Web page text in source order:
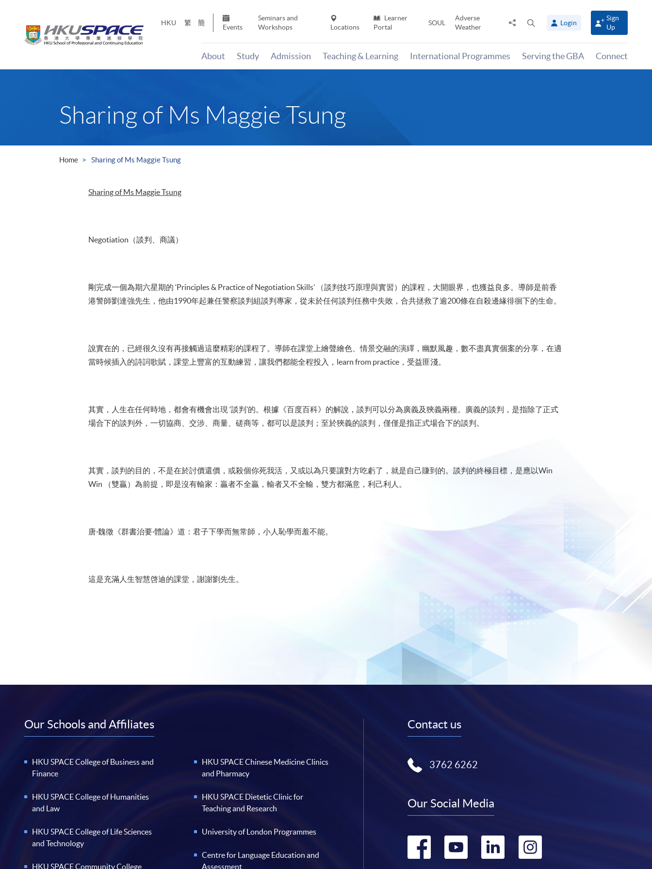
HKU 繁 簡
Events
Seminars and
Workshops
Locations
Learner
Portal
SOUL
Adverse
Weather
Share
panel
Login
Sign
Up
About Study Admission Teaching & Learning International Programmes Serving the GBA Connect
Sharing of Ms Maggie Tsung
Home Sharing of Ms Maggie Tsung
Sharing of Ms Maggie Tsung
Negotiation（談判、商議）
剛完成一個為期六星期的 ‘Principles & Practice of Negotiation Skills’ （談判技巧原理與實習）的課程，大開眼界，也獲益良多。導師是前香
港警師劉達強先生，他由1990年起兼任警察談判組談判專家，從未於任何談判任務中失敗，合共拯救了逾200條在自殺邊緣徘徊下的生命。
說實在的，已經很久沒有再接觸過這麼精彩的課程了。導師在課堂上繪聲繪色、情景交融的演繹，幽默風趣，數不盡真實個案的分享，在適
當時候插入的詩詞歌賦，課堂上豐富的互動練習，讓我們都能全程投入，learn from practice，受益匪淺。
其實，人生在任何時地，都會有機會出現 ‘談判’的。根據《百度百科》的解說，談判可以分為廣義及狹義兩種。廣義的談判，是指除了正式
場合下的談判外，一切協商、交涉、商量、磋商等，都可以是談判；至於狹義的談判，僅僅是指正式場合下的談判。
其實，談判的目的，不是在於討價還價，或殺個你死我活，又或以為只要讓對方吃虧了，就是自己賺到的。談判的終極目標，是應以Win
Win （雙贏）為前提，即是沒有輸家：贏者不全贏，輸者又不全輸，雙方都滿意，利己利人。
唐·魏徵《群書治要·體論》道：君子下學而無常師，小人恥學而羞不能。
這是充滿人生智慧啓迪的課堂，謝謝劉先生。
Our Schools and Affiliates
HKU SPACE College of Business and
Finance
HKU SPACE College of Humanities
and Law
HKU SPACE College of Life Sciences
and Technology
HKU SPACE Community College
HKU SPACE Chinese Medicine Clinics
and Pharmacy
HKU SPACE Dietetic Clinic for
Teaching and Research
University of London Programmes
Centre for Language Education and
Assessment
Contact us
3762 6262
Our Social Media
Go Go Go Go